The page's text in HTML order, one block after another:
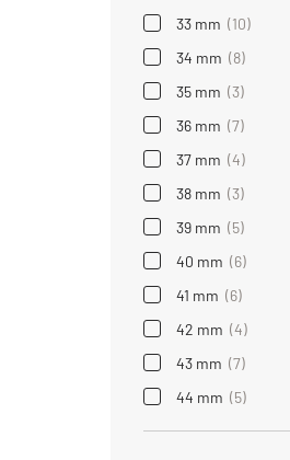
33 mm (10)
34 mm (8)
35 mm (3)
36 mm (7)
37 mm (4)
38 mm (3)
39 mm (5)
40 mm (6)
41 mm (6)
42 mm (4)
43 mm (7)
44 mm (5)